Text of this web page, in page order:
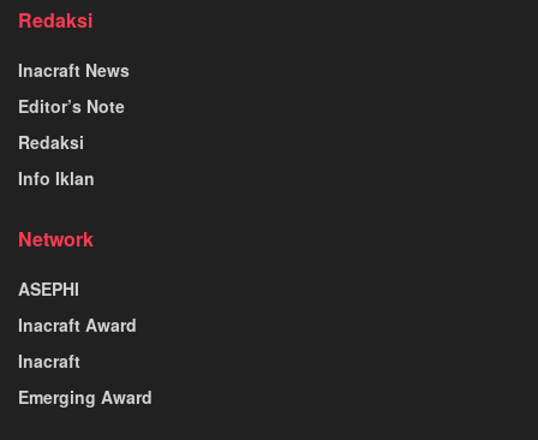
Redaksi
Inacraft News
Editor’s Note
Redaksi
Info Iklan
Network
ASEPHI
Inacraft Award
Inacraft
Emerging Award